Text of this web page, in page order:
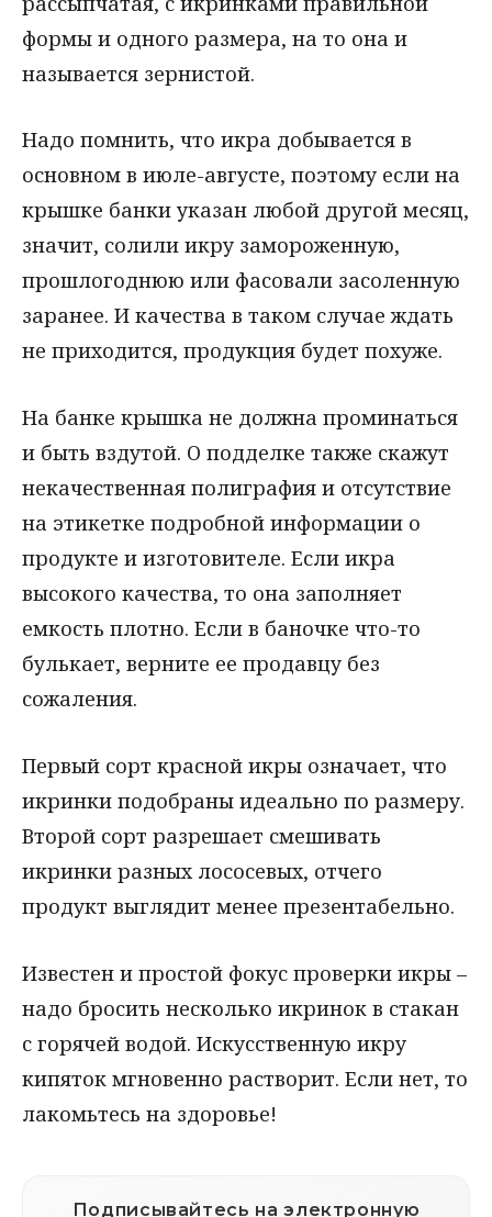
формы и одного размера, на то она и
называется зернистой.
Надо помнить, что икра добывается в
основном в июле-августе, поэтому если на
крышке банки указан любой другой месяц,
значит, солили икру замороженную,
прошлогоднюю или фасовали засоленную
заранее. И качества в таком случае ждать
не приходится, продукция будет похуже.
На банке крышка не должна проминаться
и быть вздутой. О подделке также скажут
некачественная полиграфия и отсутствие
на этикетке подробной информации о
продукте и изготовителе. Если икра
высокого качества, то она заполняет
емкость плотно. Если в баночке что-то
булькает, верните ее продавцу без
сожаления.
Первый сорт красной икры означает, что
икринки подобраны идеально по размеру.
Второй сорт разрешает смешивать
икринки разных лососевых, отчего
продукт выглядит менее презентабельно.
Известен и простой фокус проверки икры –
надо бросить несколько икринок в стакан
с горячей водой. Искусственную икру
кипяток мгновенно растворит. Если нет, то
лакомьтесь на здоровье!
Подписывайтесь на электронную